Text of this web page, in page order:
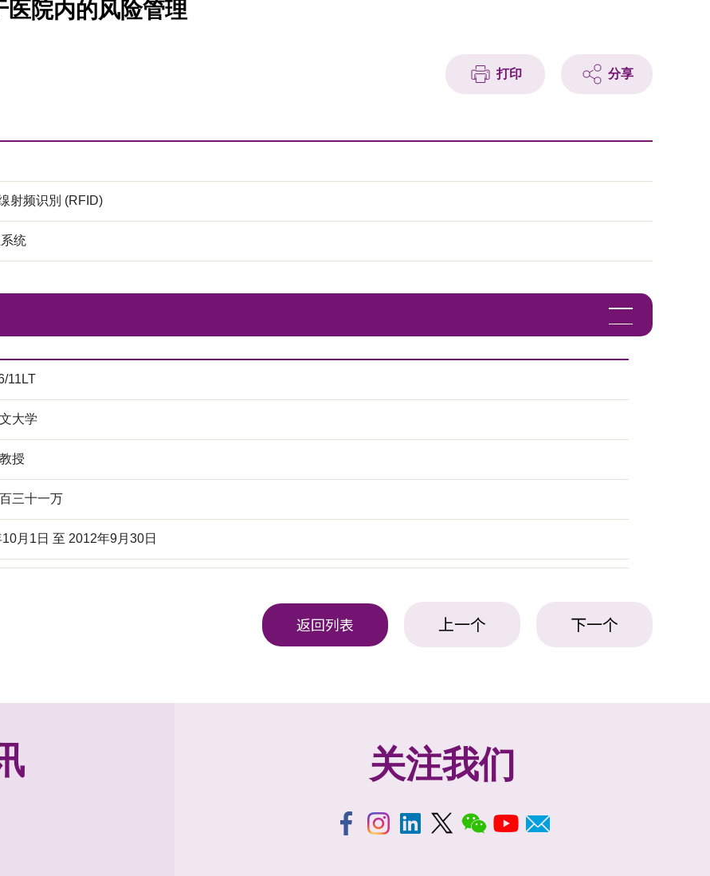
医院内的风险管理
打印 分享
射频识別 (RFID)
统
11LT
大学
授
三十一万
月1日 至 2012年9月30日
返回列表 上一个 下一个
关注我们